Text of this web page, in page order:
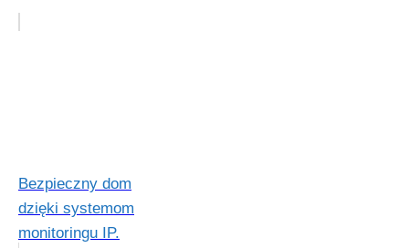
Bezpieczny dom
dzięki systemom
monitoringu IP.